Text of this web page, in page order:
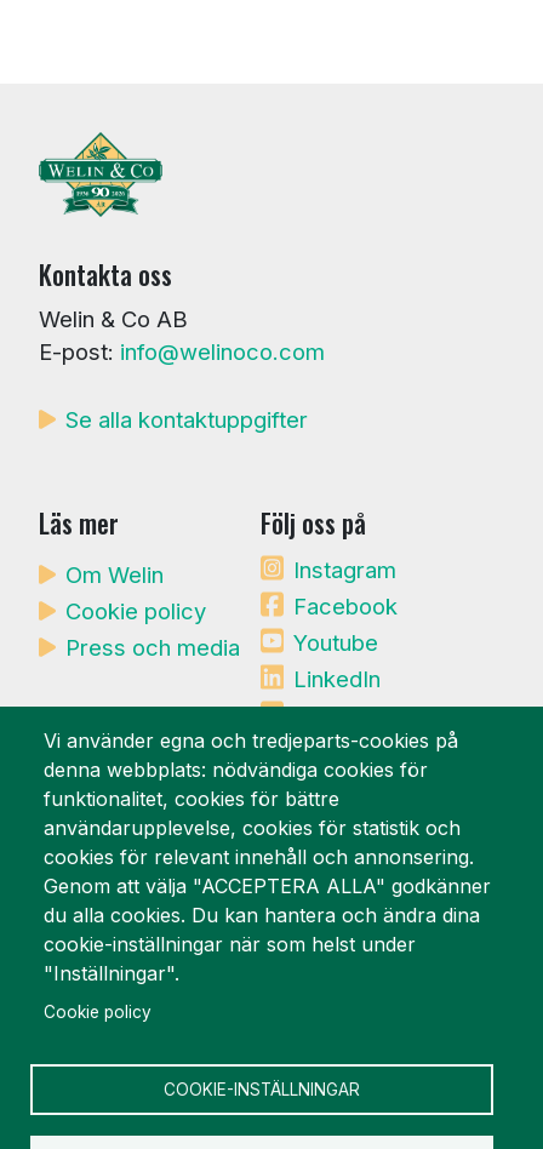
Kontakta oss
Welin & Co AB
E-post: info@welinoco.com
Se alla kontaktuppgifter
Läs mer
Om Welin
Cookie policy
Press och media
Följ oss på
Instagram
Facebook
Youtube
LinkedIn
Mynewsdesk
Vi är stolta över
Vi använder egna och tredjeparts-cookies på
denna webbplats: nödvändiga cookies för
funktionalitet, cookies för bättre
användarupplevelse, cookies för statistik och
cookies för relevant innehåll och annonsering.
Genom att välja "ACCEPTERA ALLA" godkänner
du alla cookies. Du kan hantera och ändra dina
cookie-inställningar när som helst under
"Inställningar".
Cookie policy
COOKIE-INSTÄLLNINGAR